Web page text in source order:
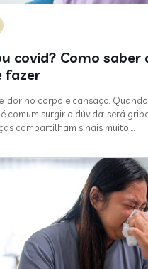
covid? Como saber
fazer
dor no corpo e cansaço.
comum surgir a dúvida: será
compartilham sinais muito …